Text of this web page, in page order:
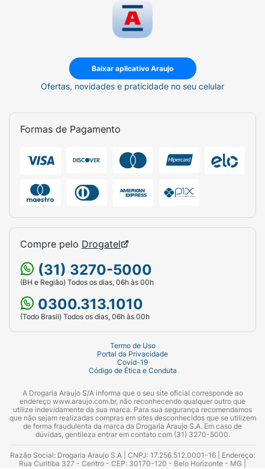
Baixar aplicativo Araujo
Ofertas, novidades e praticidade no seu celular
Formas de Pagamento
Compre pelo Drogatel
(31) 3270-5000
(BH e Região) Todos os dias, 06h às 00h
0300.313.1010
(Todo Brasil) Todos os dias, 06h às 00h
Termo de Uso
Portal da Privacidade
Covid-19
Código de Ética e Conduta
A Drogaria Araujo S/A informa que o seu site oficial corresponde ao
endereço www.araujo.com.br, não reconhecendo qualquer outro que
utilize indevidamente da sua marca. Para sua segurança recomendamos
que não sejam realizadas compras em sites desconhecidos que se utilizem
de forma fraudulenta da marca da Drogaria Araujo S.A. Em caso de
dúvidas, gentileza entrar em contato com (31) 3270-5000.
Razão Social: Drogaria Araujo S.A | CNPJ: 17.256.512.0001-16 | Endereço:
Rua Curitiba 327 - Centro - CEP: 30170-120 - Belo Horizonte - MG |